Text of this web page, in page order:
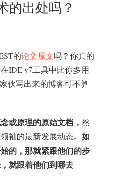
的出处吗？
的论文原文吗？你真的
IDE v7工具中比你多用
伙写出来的博客可不算
或原理的原始文档， 然
袖的最新发展动态。 如
的，那就紧跟他们的步
就跟着他们到哪去